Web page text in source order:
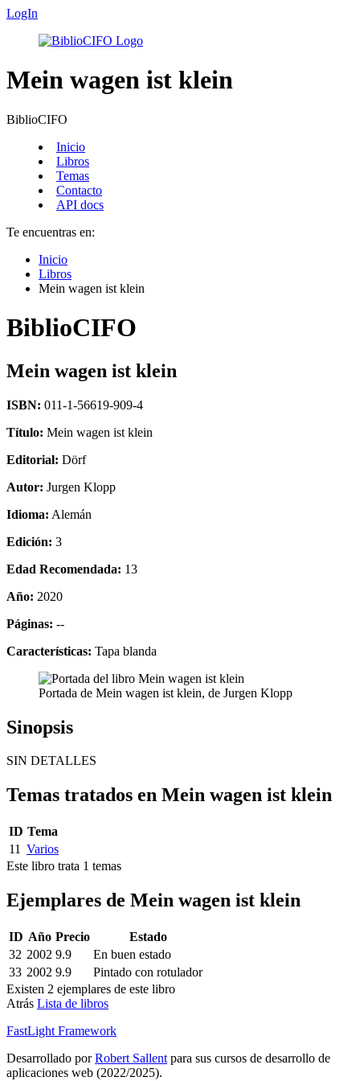
LogIn
Mein wagen ist klein
BiblioCIFO
Inicio
Libros
Temas
Contacto
API docs
Te encuentras en:
Inicio
Libros
Mein wagen ist klein
BiblioCIFO
Mein wagen ist klein
ISBN: 011-1-56619-909-4
Título: Mein wagen ist klein
Editorial: Dörf
Autor: Jurgen Klopp
Idioma: Alemán
Edición: 3
Edad Recomendada: 13
Año: 2020
Páginas: --
Características: Tapa blanda
Portada de Mein wagen ist klein, de Jurgen Klopp
Sinopsis
SIN DETALLES
Temas tratados en Mein wagen ist klein
ID Tema
11 Varios
Este libro trata 1 temas
Ejemplares de Mein wagen ist klein
ID Año Precio
Estado
32 2002 9.9
En buen estado
33 2002 9.9
Pintado con rotulador
Existen 2 ejemplares de este libro
Atrás Lista de libros
FastLight Framework
Desarrollado porRobert Sallent para sus cursos de desarrollo de
aplicaciones web (2022/2025).